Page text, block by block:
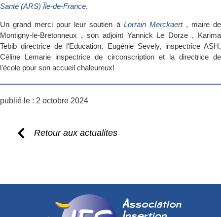
Santé (ARS) Île-de-France.
Un grand merci pour leur soutien à Lorrain Merckaert, maire de
Montigny-le-Bretonneux , son adjoint Yannick Le Dorze , Karima
Tebib directrice de l'Education, Eugénie Sevely, inspectrice ASH,
Céline Lemarie inspectrice de circonscription et la directrice de
l'école pour son accueil chaleureux!
publié le : 2 octobre 2024
Retour aux actualites